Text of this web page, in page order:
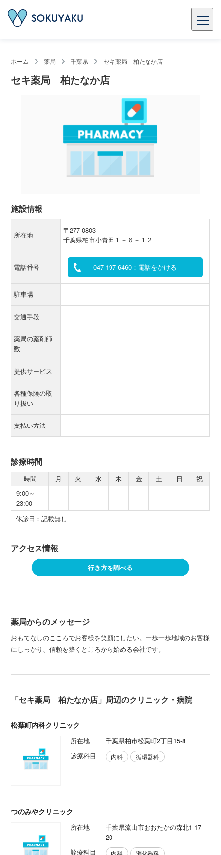
ホーム 薬局 千葉県 セキ薬局 柏たなか店
セキ薬局 柏たなか店
施設情報
所在地
〒277-0803
千葉県柏市小青田１－６－１２
電話番号 047-197-6460：電話をかける
駐車場
交通手段
薬局の薬剤師
数
提供サービス
各種保険の取
り扱い
支払い方法
診療時間
時間 月 火 水 木 金 土 日
祝
9:00～
23:00
― ― ― ― ― ― ― ―
休診日：記載無し
アクセス情報
行き方を調べる
薬局からのメッセージ
おもてなしのこころでお客様を笑顔にしたい。一歩一歩地域のお客様
にしっかり、信頼を築くところから始める会社です。
「セキ薬局 柏たなか店」周辺のクリニック・病院
松葉町内科クリニック
所在地
千葉県柏市松葉町2丁目15-8
診療科目
内科 循環器科
つのみやクリニック
所在地
千葉県流山市おおたかの森北1-17-
20
診療科目
内科 消化器科